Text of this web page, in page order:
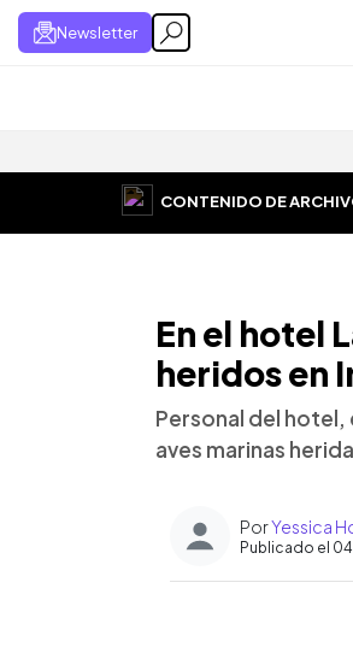
Newsletter
CONTENIDO DE
En el hotel
heridos en
Personal del
aves marinas
PorYessica
Publicado el